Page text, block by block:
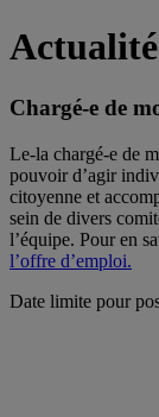
Chargé-e de
Le-la chargé-e de
pouvoir d’agir
citoyenne et
sein de divers
l’équipe. Pour en
l’offre d’emploi.
Date limite pour